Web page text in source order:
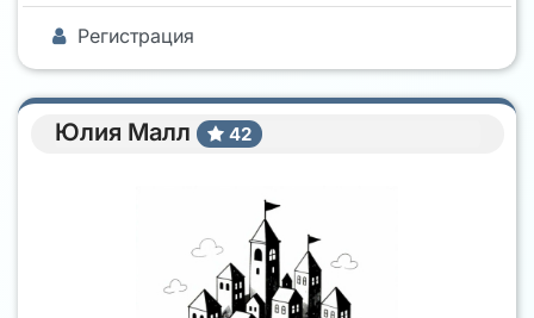
Регистрация
Юлия Малл 42